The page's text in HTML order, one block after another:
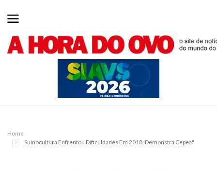
Home
Suinocultura Enfrentou Dificuldades Em 2018, Demonstra Cepea"